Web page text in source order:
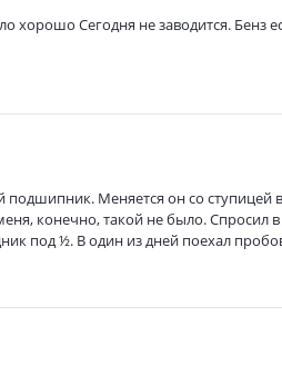
хорошо Сегодня не заводится. Бенз
Меняется он со ступицей
конечно, такой не было. Спросил в
под ½. В один из дней поехал